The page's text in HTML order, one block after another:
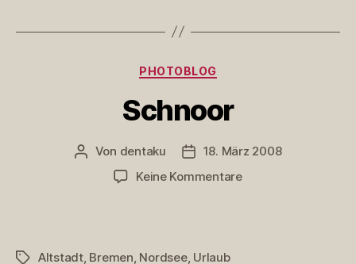
Kategorien
PHOTOBLOG
Schnoor
Beitragsautor
Von dentaku Veröffentlichungsdatum
18. März 2008
Keine Kommentarezu
Schlagwörter
Altstadt, Bremen, Nordsee, Urlaub